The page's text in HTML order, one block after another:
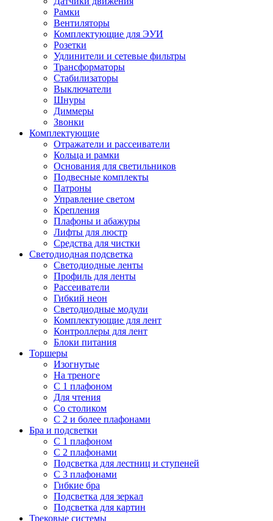
Рамки
Вентиляторы
Комплектующие для ЭУИ
Розетки
Удлинители и сетевые фильтры
Трансформаторы
Стабилизаторы
Выключатели
Шнуры
Диммеры
Звонки
Комплектующие
Отражатели и рассеиватели
Кольца и рамки
Основания для светильников
Подвесные комплекты
Патроны
Управление светом
Крепления
Плафоны и абажуры
Лифты для люстр
Средства для чистки
Светодиодная подсветка
Светодиодные ленты
Профиль для ленты
Рассеиватели
Гибкий неон
Светодиодные модули
Комплектующие для лент
Контроллеры для лент
Блоки питания
Торшеры
Изогнутые
На треноге
С 1 плафоном
Для чтения
Со столиком
С 2 и более плафонами
Бра и подсветки
С 1 плафоном
С 2 плафонами
Подсветка для лестниц и ступеней
С 3 плафонами
Гибкие бра
Подсветка для зеркал
Подсветка для картин
Трековые системы